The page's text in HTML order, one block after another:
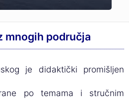
mnogih područja
je didaktički promišljen
po temama i stručnim